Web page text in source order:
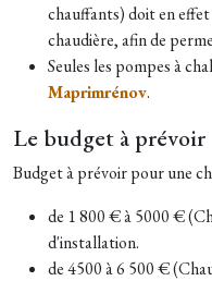
chauffants) doit en
chaudière, afin de
Seules les pompes à
Maprimrénov.
Le budget à prévoir
Budget à prévoir pour une
de 1 800 € à 5000 €
d'installation.
de 4500 à 6 500 €